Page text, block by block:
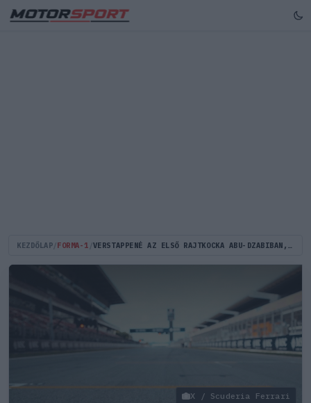
KEZDŐLAP FORMA-1 VERSTAPPENÉ AZ ELSŐ RAJTKOCKA ABU-DZABIBAN, NORRIS ÉS PIASTRI MEGKÖZELÍTENI SEM TUDTA
X / Scuderia Ferrari